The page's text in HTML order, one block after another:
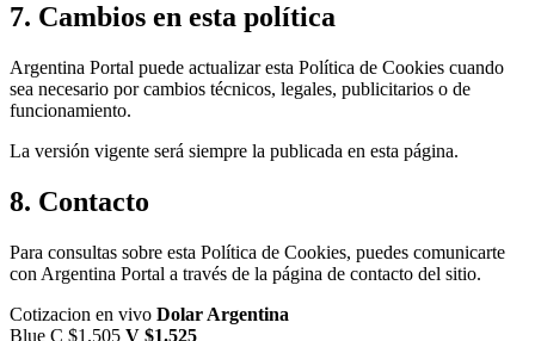
7. Cambios en esta política
Argentina Portal puede actualizar esta Política de Cookies cuando
sea necesario por cambios técnicos, legales, publicitarios o de
funcionamiento.
La versión vigente será siempre la publicada en esta página.
8. Contacto
Para consultas sobre esta Política de Cookies, puedes comunicarte
con Argentina Portal a través de la página de contacto del sitio.
Cotizacion en vivo Dolar Argentina
Blue C $1.505 V $1.525